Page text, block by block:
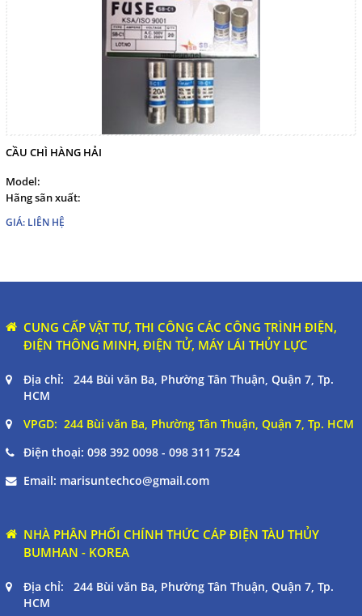
CẦU CHÌ HÀNG HẢI
Model:
Hãng sãn xuất:
GIÁ: LIÊN HỆ
CUNG CẤP VẬT TƯ, THI CÔNG CÁC CÔNG TRÌNH ĐIỆN,
ĐIỆN THÔNG MINH, ĐIỆN TỬ, MÁY LÁI THỦY LỰC
Địa chỉ: 244 Bùi văn Ba, Phường Tân Thuận, Quận 7, Tp.
HCM
VPGD: 244 Bùi văn Ba, Phường Tân Thuận, Quận 7, Tp. HCM
Điện thoại: 098 392 0098 - 098 311 7524
Email: marisuntechco@gmail.com
NHÀ PHÂN PHỐI CHÍNH THỨC CÁP ĐIỆN TÀU THỦY
BUMHAN - KOREA
Địa chỉ: 244 Bùi văn Ba, Phường Tân Thuận, Quận 7, Tp.
HCM